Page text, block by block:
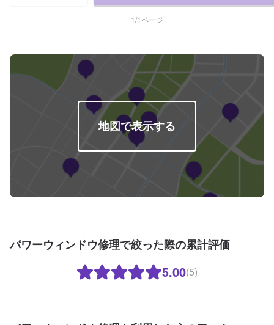
1/1ページ
地図で表示する
パワーウィンドウ修理で絞った際の累計評価
5.00(5)